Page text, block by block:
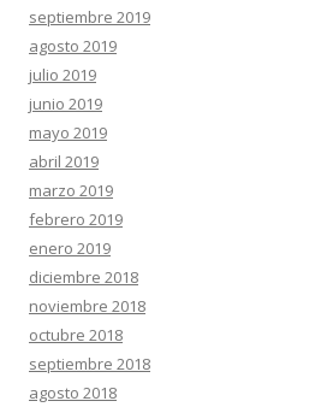
septiembre 2019
agosto 2019
julio 2019
junio 2019
mayo 2019
abril 2019
marzo 2019
febrero 2019
enero 2019
diciembre 2018
noviembre 2018
octubre 2018
septiembre 2018
agosto 2018